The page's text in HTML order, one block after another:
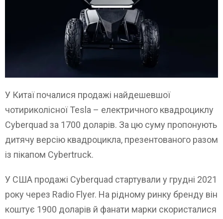
У Китаї почалися продажі найдешевшої
чотириколісної Tesla – електричного квадроциклу
Cyberquad за 1700 доларів. За цю суму пропонують
дитячу версію квадроцикла, презентованого разом
із пікапом Cybertruck.
У США продажі Cyberquad стартували у грудні 2021
року через Radio Flyer. На рідному ринку бренду він
коштує 1900 доларів й фанати марки скористалися